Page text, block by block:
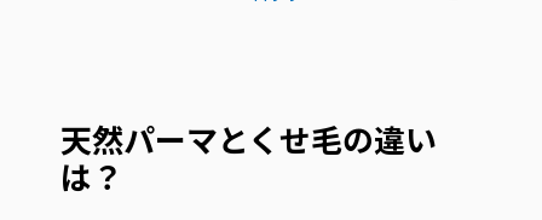
天然パーマとくせ毛の違い
は？